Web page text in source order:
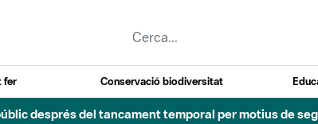
fer Conservació biodiversitat
després del tancament temporal per motius de